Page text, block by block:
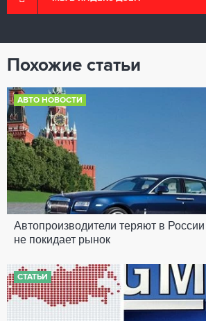
Похожие статьи
АВТО НОВОСТИ
Автопроизводители теряют в России
не покидает рынок
СТАТЬИ